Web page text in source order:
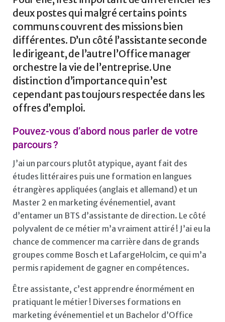
deux postes qui malgré certains points
communs couvrent des missions bien
différentes. D’un côté l’assistante seconde
le dirigeant, de l’autre l’Office manager
orchestre la vie de l’entreprise. Une
distinction d’importance qui n’est
cependant pas toujours respectée dans les
offres d’emploi.
Pouvez-vous d’abord nous parler de votre
parcours ?
J’ai un parcours plutôt atypique, ayant fait des
études littéraires puis une formation en langues
étrangères appliquées (anglais et allemand) et un
Master 2 en marketing événementiel, avant
d’entamer un BTS d’assistante de direction. Le côté
polyvalent de ce métier m’a vraiment attiré ! J’ai eu la
chance de commencer ma carrière dans de grands
groupes comme Bosch et LafargeHolcim, ce qui m’a
permis rapidement de gagner en compétences.
Être assistante, c’est apprendre énormément en
pratiquant le métier ! Diverses formations en
marketing événementiel et un Bachelor d’Office